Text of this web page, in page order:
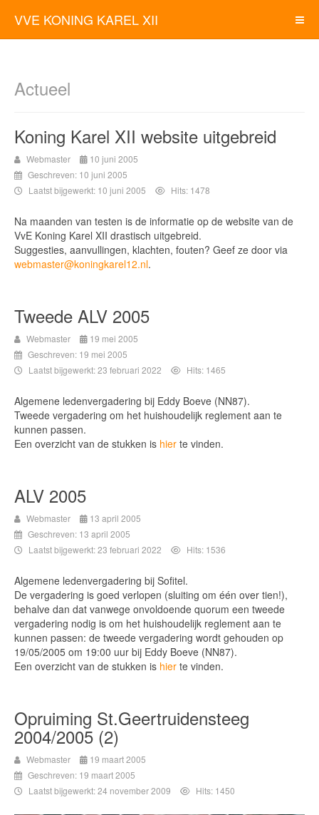
VVE KONING KAREL XII
Actueel
Koning Karel XII website uitgebreid
Webmaster
10 juni 2005
Geschreven: 10 juni 2005
Laatst bijgewerkt: 10 juni 2005
Hits: 1478
Na maanden van testen is de informatie op de website van de
VvE Koning Karel XII drastisch uitgebreid.
Suggesties, aanvullingen, klachten, fouten? Geef ze door via
webmaster@koningkarel12.nl.
Tweede ALV 2005
Webmaster
19 mei 2005
Geschreven: 19 mei 2005
Laatst bijgewerkt: 23 februari 2022
Hits: 1465
Algemene ledenvergadering bij Eddy Boeve (NN87).
Tweede vergadering om het huishoudelijk reglement aan te
kunnen passen.
Een overzicht van de stukken is hier te vinden.
ALV 2005
Webmaster
13 april 2005
Geschreven: 13 april 2005
Laatst bijgewerkt: 23 februari 2022
Hits: 1536
Algemene ledenvergadering bij Sofitel.
De vergadering is goed verlopen (sluiting om één over tien!),
behalve dan dat vanwege onvoldoende quorum een tweede
vergadering nodig is om het huishoudelijk reglement aan te
kunnen passen: de tweede vergadering wordt gehouden op
19/05/2005 om 19:00 uur bij Eddy Boeve (NN87).
Een overzicht van de stukken is hier te vinden.
Opruiming St.Geertruidensteeg
2004/2005 (2)
Webmaster
19 maart 2005
Geschreven: 19 maart 2005
Laatst bijgewerkt: 24 november 2009
Hits: 1450